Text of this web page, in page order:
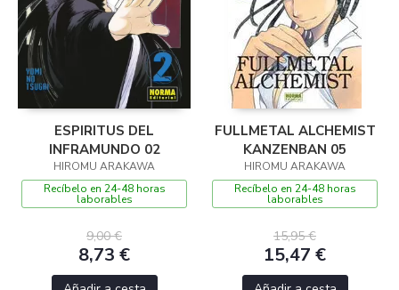
ESPIRITUS DEL
INFRAMUNDO 02
HIROMU ARAKAWA
Recíbelo en 24-48 horas
laborables
9,00 €
8,73 €
FULLMETAL ALCHEMIST
KANZENBAN 05
HIROMU ARAKAWA
Recíbelo en 24-48 horas
laborables
15,95 €
15,47 €